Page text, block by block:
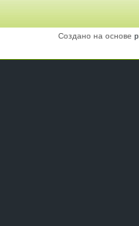
Создано на основе